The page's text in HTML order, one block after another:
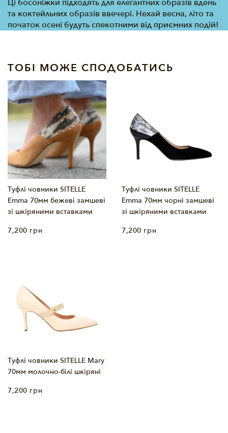
Ці босоніжки підходять для елегантних образів вдень
та коктейльних образів ввечері. Нехай весна, літо та
початок осені будуть спекотними від приємних подій!
ТОБІ МОЖЕ СПОДОБАТИСЬ
Туфлі човники SITELLE
Emma 70мм бежеві замшеві
зі шкіряними вставками
7,200 грн
Туфлі човники SITELLE
Emma 70мм чорні замшеві
зі шкіряними вставками
7,200 грн
Туфлі човники SITELLE Mary
70мм молочно-білі шкіряні
7,200 грн